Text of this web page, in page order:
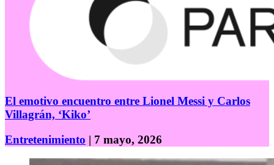
El emotivo encuentro entre Lionel Messi y Carlos
Villagrán, ‘Kiko’
Entretenimiento | 7 mayo, 2026